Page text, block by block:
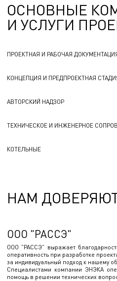
ОСНОВНЫЕ
И УСЛУГИ
ПРОЕКТНАЯ И РАБОЧАЯ
КОНЦЕПЦИЯ И ПРЕДПРОЕКТНАЯ
АВТОРСКИЙ НАДЗОР
ТЕХНИЧЕСКОЕ И ИНЖЕНЕРНОЕ
КОТЕЛЬНЫЕ
НАМ
ООО "РАССЭ"
ООО "РАССЭ" выражает
оперативность при разработке
за индивидуальный подход к нашему
Специалистами компании ЭНЭКА
помощь в решении технических